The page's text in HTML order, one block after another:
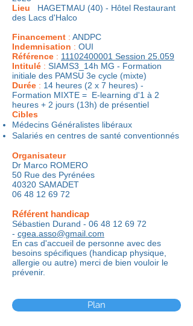
Lieu
HAGETMAU (40) - Hôtel Restaurant
des Lacs d'Halco
Financement : ANDPC
Indemnisation : OUI
Référence : 11102400001 Session 25.059
Intitulé : SIAMS3_14h MG - Formation
initiale des PAMSU 3e cycle (mixte)
Durée : 14 heures (2 x 7 heures) -
Formation MIXTE = E-learning d'1 à 2
heures + 2 jours (13h) de présentiel
Cibles
Médecins Généralistes libéraux
Salariés en centres de santé conventionnés
Organisateur
Dr Marco ROMERO
50 Rue des Pyrénées
40320 SAMADET
06 48 12 69 72
Référent handicap
Sébastien Durand - 06 48 12 69 72
- cgea.asso@gmail.com
​En cas d'accueil de personne avec des
besoins spécifiques (handicap physique,
allergie ou autre) merci de bien vouloir le
prévenir.
Plan